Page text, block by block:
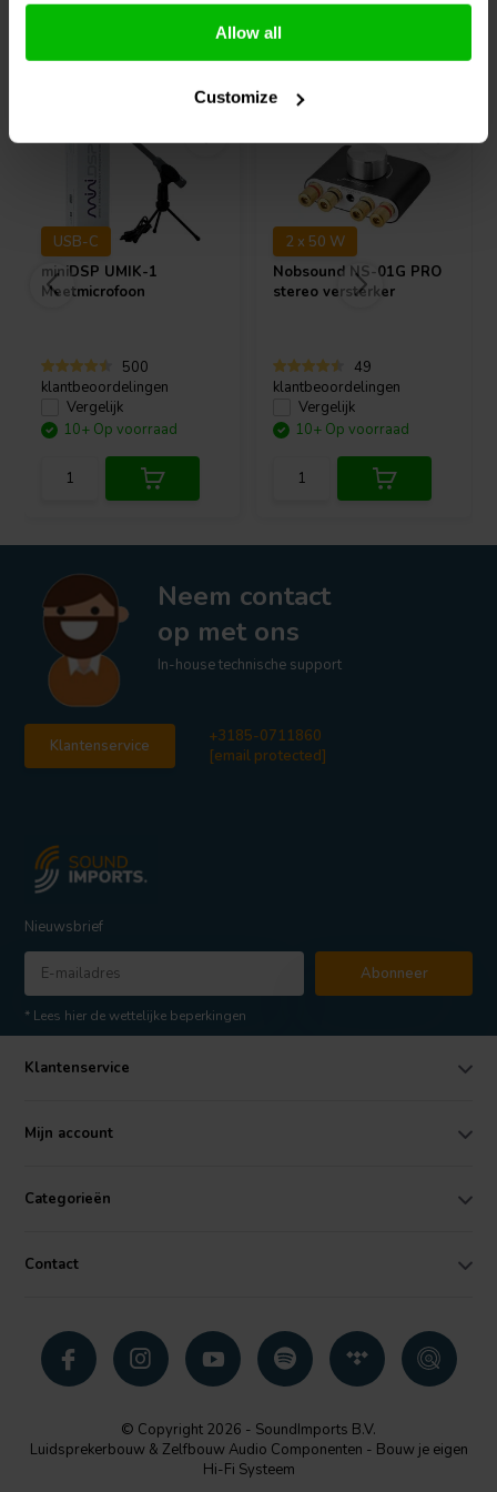
Allow all
Customize
USB-C
miniDSP UMIK-1
Meetmicrofoon
500
klantbeoordelingen
Vergelijk
10+ Op voorraad
2 x 50 W
Nobsound NS-01G PRO
stereo versterker
49
klantbeoordelingen
Vergelijk
10+ Op voorraad
Neem contact
op met ons
In-house technische support
Klantenservice
+3185-0711860
[email protected]
Nieuwsbrief
Abonneer
* Lees hier de wettelijke beperkingen
Klantenservice
Mijn account
Categorieën
Contact
© Copyright 2026 - SoundImports B.V.
Luidsprekerbouw & Zelfbouw Audio Componenten - Bouw je eigen
Hi-Fi Systeem